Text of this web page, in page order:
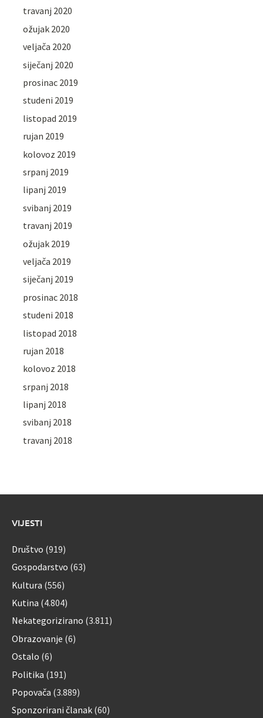
travanj 2020
ožujak 2020
veljača 2020
siječanj 2020
prosinac 2019
studeni 2019
listopad 2019
rujan 2019
kolovoz 2019
srpanj 2019
lipanj 2019
svibanj 2019
travanj 2019
ožujak 2019
veljača 2019
siječanj 2019
prosinac 2018
studeni 2018
listopad 2018
rujan 2018
kolovoz 2018
srpanj 2018
lipanj 2018
svibanj 2018
travanj 2018
VIJESTI
Društvo (919)
Gospodarstvo (63)
Kultura (556)
Kutina (4.804)
Nekategorizirano (3.811)
Obrazovanje (6)
Ostalo (6)
Politika (191)
Popovača (3.889)
Sponzorirani članak (60)